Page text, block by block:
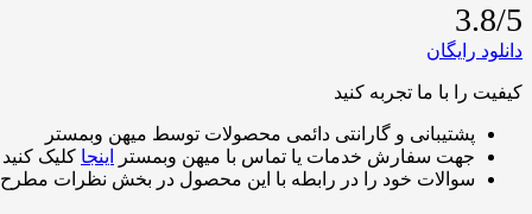
3.8/5
دانلود رایگان
کیفیت را با ما تجربه کنید
پشتیبانی و گارانتی دائمی محصولات توسط میهن وبمستر
جهت سفارش خدمات یا تماس با میهن وبمستر
اینجا کلیک کنید
سوالات خود را در رابطه با این محصول در بخش نظرات مطرح